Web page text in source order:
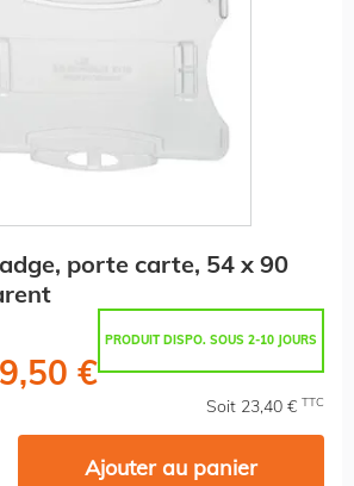
porte carte, 54 x 90
PRODUIT DISPO. SOUS 2-10 JOURS
€
Soit 23,40 € TTC
Ajouter au panier